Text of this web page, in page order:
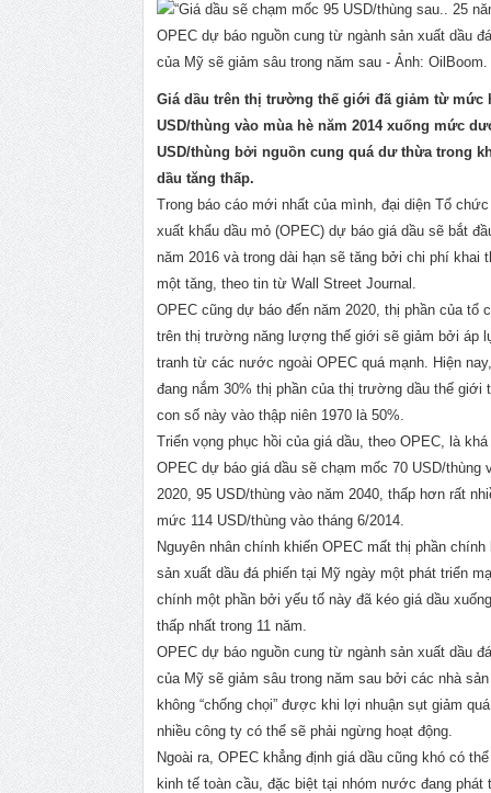
OPEC dự báo nguồn cung từ ngành sản xuất dầu
của Mỹ sẽ giảm sâu trong năm sau - Ảnh: OilBoom.
Giá dầu trên thị trường thế giới đã giảm từ mức
USD/thùng vào mùa hè năm 2014 xuống mức
USD/thùng bởi nguồn cung quá dư thừa trong
dầu tăng thấp.
Trong báo cáo mới nhất của mình, đại diện Tổ
xuất khẩu dầu mỏ (OPEC) dự báo giá dầu sẽ bắt
năm 2016 và trong dài hạn sẽ tăng bởi chi phí khai
một tăng, theo tin từ Wall Street Journal.
OPEC cũng dự báo đến năm 2020, thị phần của tổ
trên thị trường năng lượng thế giới sẽ giảm bởi áp
tranh từ các nước ngoài OPEC quá mạnh. Hiện
đang nắm 30% thị phần của thị trường dầu thế giới
con số này vào thập niên 1970 là 50%.
Triển vọng phục hồi của giá dầu, theo OPEC, là
OPEC dự báo giá dầu sẽ chạm mốc 70 USD/thùng
2020, 95 USD/thùng vào năm 2040, thấp hơn rất
mức 114 USD/thùng vào tháng 6/2014.
Nguyên nhân chính khiến OPEC mất thị phần chính
sản xuất dầu đá phiến tại Mỹ ngày một phát triển
chính một phần bởi yếu tố này đã kéo giá dầu
thấp nhất trong 11 năm.
OPEC dự báo nguồn cung từ ngành sản xuất dầu
của Mỹ sẽ giảm sâu trong năm sau bởi các nhà
không “chống chọi” được khi lợi nhuận sụt giảm
nhiều công ty có thể sẽ phải ngừng hoạt động.
Ngoài ra, OPEC khẳng định giá dầu cũng khó có
kinh tế toàn cầu, đặc biệt tại nhóm nước đang phát